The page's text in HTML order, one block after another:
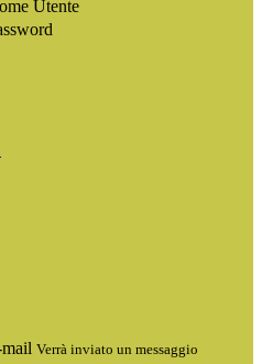
Utente
Verrà inviato un messaggio